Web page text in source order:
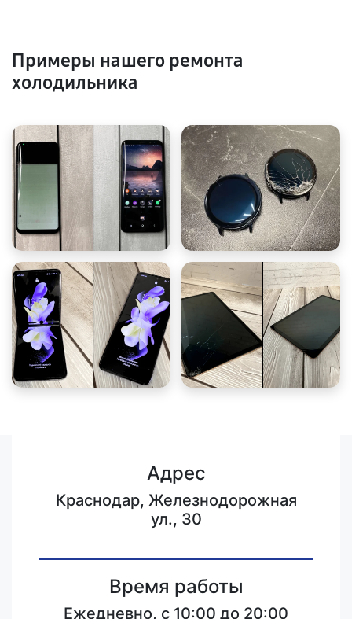
Примеры нашего ремонта
холодильника
Адрес
Краснодар, Железнодорожная
ул., 30
Время работы
Ежедневно, с 10:00 до 20:00